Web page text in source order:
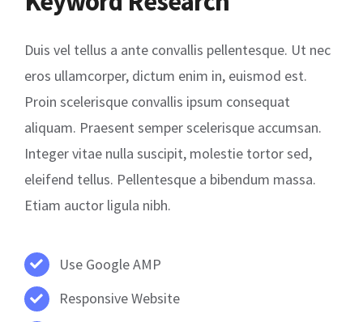
Duis vel tellus a ante convallis pellentesque. Ut nec
eros ullamcorper, dictum enim in, euismod est.
Proin scelerisque convallis ipsum consequat
aliquam. Praesent semper scelerisque accumsan.
Integer vitae nulla suscipit, molestie tortor sed,
eleifend tellus. Pellentesque a bibendum massa.
Etiam auctor ligula nibh.
Use Google AMP
Responsive Website